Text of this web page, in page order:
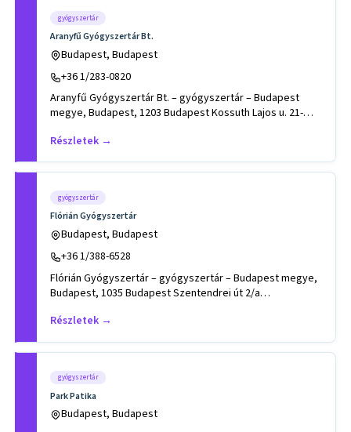
gyógyszertár
Aranyfű Gyógyszertár Bt.
Budapest, Budapest
+36 1/283-0820
Aranyfű Gyógyszertár Bt. – gyógyszertár – Budapest
megye, Budapest, 1203 Budapest Kossuth Lajos u. 21-
Részletek →
gyógyszertár
Flórián Gyógyszertár
Budapest, Budapest
+36 1/388-6528
Flórián Gyógyszertár – gyógyszertár – Budapest megye,
Budapest, 1035 Budapest Szentendrei út 2/a
Részletek →
gyógyszertár
Park Patika
Budapest, Budapest